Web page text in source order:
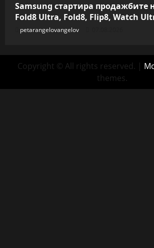
Samsung стартира продажбите
Fold8 Ultra, Fold8, Flip8, Watch
petarangelovangelov
Copyright © All rights reserved. |
themes.